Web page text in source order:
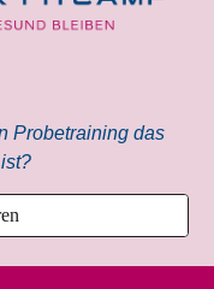
Probetraining das